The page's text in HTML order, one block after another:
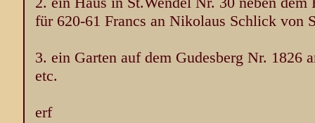
für 620-61 Francs an Nikolaus Schlick von
3. ein Garten auf dem Gudesberg Nr. 1826
etc.
erf